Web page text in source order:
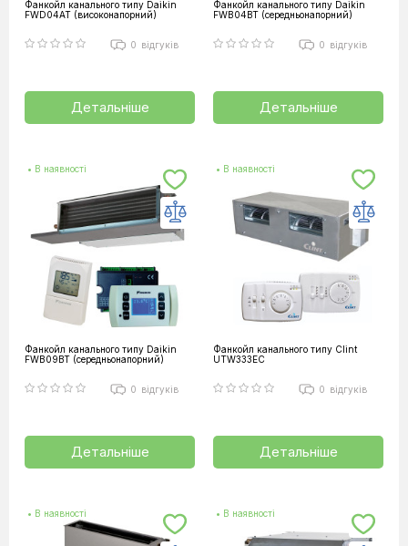
Фанкойл канального типу Daikin
FWD04AT (високонапорний)
0 відгуків
Детальніше
Фанкойл канального типу Daikin
FWB04BT (середньонапорний)
0 відгуків
Детальніше
• В наявності
Фанкойл канального типу Daikin
FWB09BT (середньонапорний)
0 відгуків
Детальніше
• В наявності
Фанкойл канального типу Clint
UTW333EC
0 відгуків
Детальніше
• В наявності • В наявності